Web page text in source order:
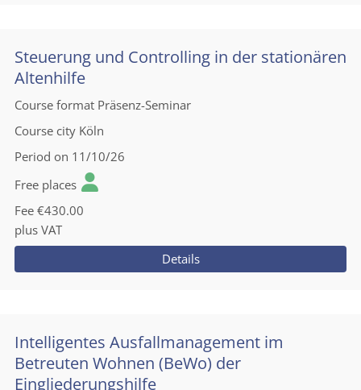
Steuerung und Controlling in der stationären
Altenhilfe
Course format Präsenz-Seminar
Course city Köln
Period on 11/10/26
Free places
Fee €430.00
plus VAT
Details
Intelligentes Ausfallmanagement im
Betreuten Wohnen (BeWo) der
Eingliederungshilfe